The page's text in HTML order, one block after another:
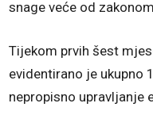
snage veće od
Tijekom prvih šest
evidentirano je ukupno
nepropisno upravljanje